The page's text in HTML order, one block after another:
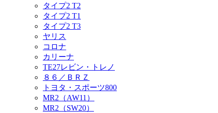
タイプ2 T2
タイプ2 T1
タイプ2 T3
ヤリス
コロナ
カリーナ
TE27レビン・トレノ
８６／ＢＲＺ
トヨタ・スポーツ800
MR2（AW11）
MR2（SW20）